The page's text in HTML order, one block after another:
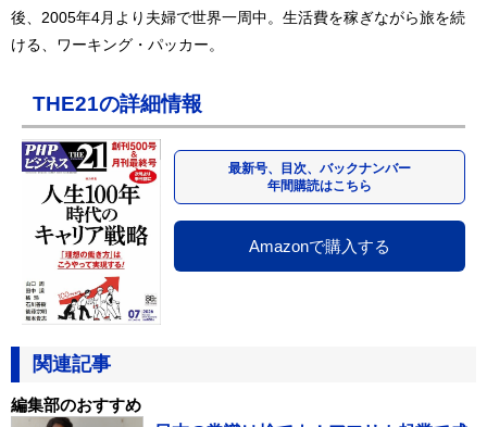
後、2005年4月より夫婦で世界一周中。生活費を稼ぎながら旅を続
ける、ワーキング・パッカー。
THE21の詳細情報
最新号、目次、バックナンバー
年間購読はこちら
Amazonで購入する
関連記事
編集部のおすすめ